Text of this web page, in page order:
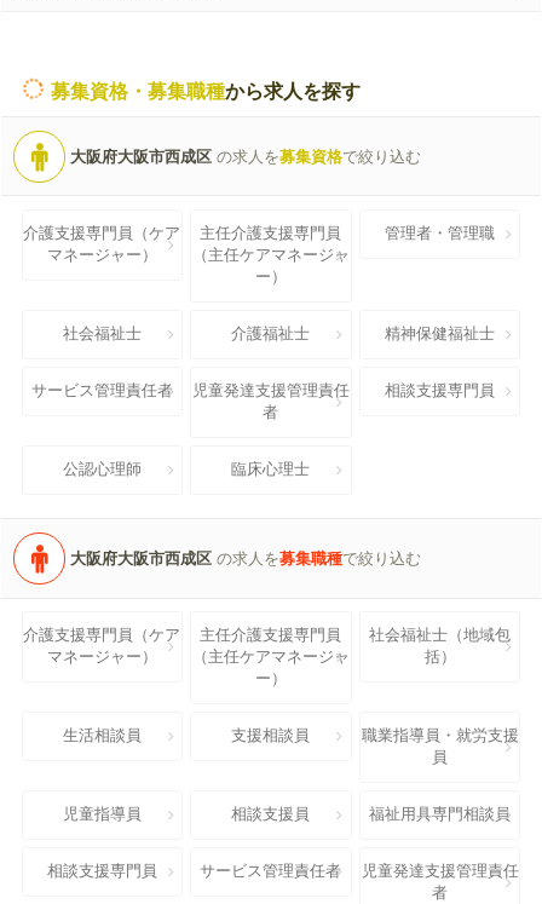
募集資格・募集職種から求人を探す
大阪府大阪市西成区の求人を募集資格で絞り込む
介護支援専門員（ケア
マネージャー）
主任介護支援専門員
（主任ケアマネージャ
ー）
管理者・管理職
社会福祉士 介護福祉士 精神保健福祉士
サービス管理責任者
児童発達支援管理責任
者
相談支援専門員
公認心理師 臨床心理士
大阪府大阪市西成区の求人を募集職種で絞り込む
介護支援専門員（ケア
マネージャー）
主任介護支援専門員
（主任ケアマネージャ
ー）
社会福祉士（地域包
括）
生活相談員 支援相談員
職業指導員・就労支援
員
児童指導員 相談支援員 福祉用具専門相談員
相談支援専門員 サービス管理責任者
児童発達支援管理責任
者